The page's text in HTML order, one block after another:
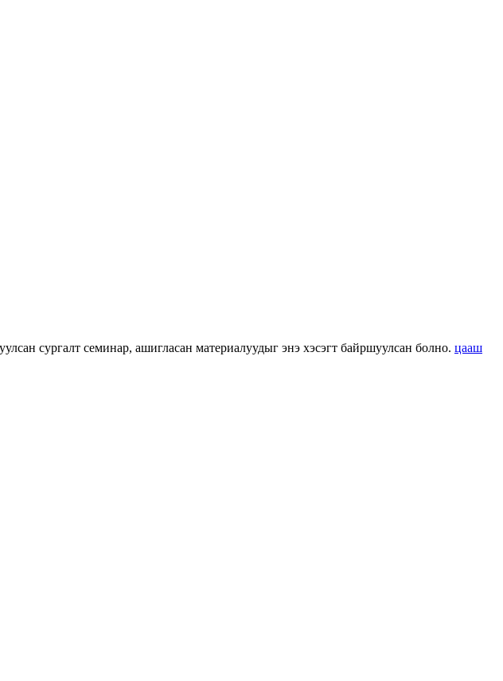
сургалт семинар, ашигласан материалуудыг энэ хэсэгт байршуулсан болно. цааш